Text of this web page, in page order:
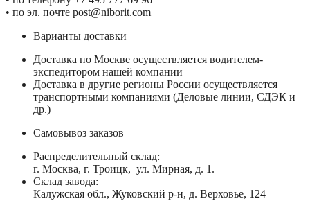
• по эл. почте post@niborit.com
Варианты доставки
Доставка по Москве осуществляется водителем-
экспедитором нашей компании
Доставка в другие регионы России осуществляется
транспортными компаниями (Деловые линии, СДЭК и
др.)
Самовывоз заказов
Распределительный склад:
г. Москва, г. Троицк, ул. Мирная, д. 1.
Склад завода:
Калужская обл., Жуковский р-н, д. Верховье, 124